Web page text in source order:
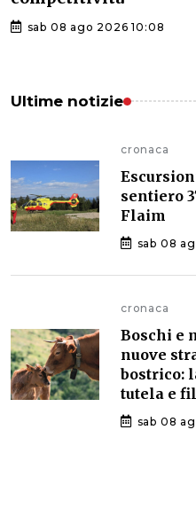
sab 08 ago 2026 10:08
Ultime notizie
cronaca
sentiero
Flaim
sab 08
cronaca
Boschi e
nuove
bostrico:
tutela e
sab 08